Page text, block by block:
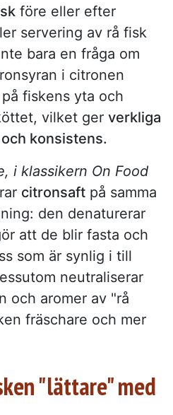
före eller efter
servering av rå fisk
bara en fråga om
i citronen
fiskens yta och
vilket ger verkliga
konsistens.
i klassikern On Food
citronsaft på samma
den denaturerar
att de blir fasta och
som är synlig i till
neutraliserar
och aromer av "rå
fräschare och mer
"lättare" med